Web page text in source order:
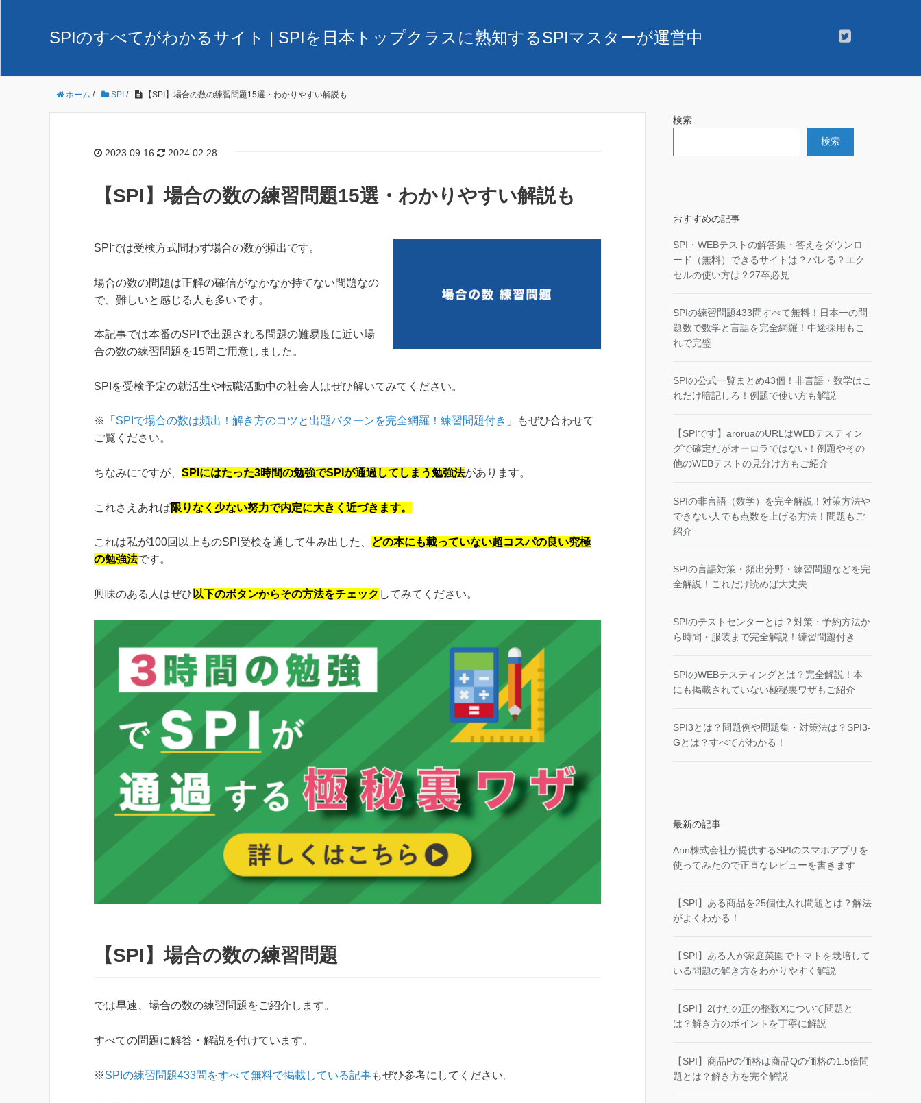
SPIのすべてがわかるサイト | SPIを日本トップクラスに熟知するSPIマスターが運営中
ホーム / SPI / 【SPI】場合の数の練習問題15選・わかりやすい解説も
2023.09.16 2024.02.28
【SPI】場合の数の練習問題15選・わかりやすい解説も
SPIでは受検方式問わず場合の数が頻出です。
場合の数の問題は正解の確信がなかなか持てない問題なの
で、難しいと感じる人も多いです。
本記事では本番のSPIで出題される問題の難易度に近い場
合の数の練習問題を15問ご用意しました。
SPIを受検予定の就活生や転職活動中の社会人はぜひ解いてみてください。
※「 SPIで場合の数は頻出！解き方のコツと出題パターンを完全網羅！練習問題付き 」もぜひ合わせて
ご覧ください。
ちなみにですが、 SPIにはたった3時間の勉強でSPIが通過してしまう勉強法があります。
これさえあれば限りなく少ない努力で内定に大きく近づきます。
これは私が100回以上ものSPI受検を通して生み出した、
どの本にも載っていない超コスパの良い究極
の勉強法です。
興味のある人はぜひ 以下のボタンからその方法をチェック してみてください。
【SPI】場合の数の練習問題
では早速、場合の数の練習問題をご紹介します。
すべての問題に解答・解説を付けています。
※SPIの練習問題433問をすべて無料で掲載している記事もぜひ参考にしてください。
検索
検索
おすすめの記事
SPI・WEBテストの解答集・答えをダウンロ
ード（無料）できるサイトは？バレる？エク
セルの使い方は？27卒必見
SPIの練習問題433問すべて無料！日本一の問
題数で数学と言語を完全網羅！中途採用もこ
れで完璧
SPIの公式一覧まとめ43個！非言語・数学はこ
れだけ暗記しろ！例題で使い方も解説
【SPIです】aroruaのURLはWEBテスティン
グで確定だがオーロラではない！例題やその
他のWEBテストの見分け方もご紹介
SPIの非言語（数学）を完全解説！対策方法や
できない人でも点数を上げる方法！問題もご
紹介
SPIの言語対策・頻出分野・練習問題などを完
全解説！これだけ読めば大丈夫
SPIのテストセンターとは？対策・予約方法か
ら時間・服装まで完全解説！練習問題付き
SPIのWEBテスティングとは？完全解説！本
にも掲載されていない極秘裏ワザもご紹介
SPI3とは？問題例や問題集・対策法は？SPI3-
Gとは？すべてがわかる！
最新の記事
Ann株式会社が提供するSPIのスマホアプリを
使ってみたので正直なレビューを書きます
【SPI】ある商品を25個仕入れ問題とは？解法
がよくわかる！
【SPI】ある人が家庭菜園でトマトを栽培して
いる問題の解き方をわかりやすく解説
【SPI】2けたの正の整数Xについて問題と
は？解き方のポイントを丁寧に解説
【SPI】商品Pの価格は商品Qの価格の1.5倍問
題とは？解き方を完全解説